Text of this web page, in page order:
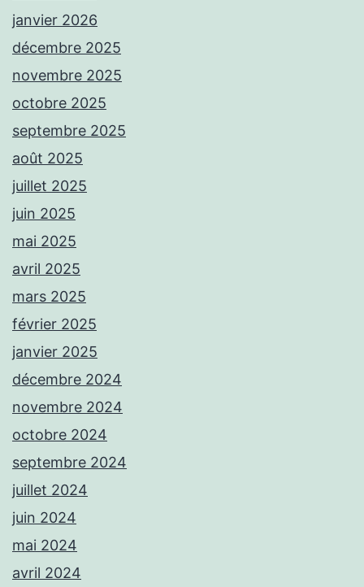
janvier 2026
décembre 2025
novembre 2025
octobre 2025
septembre 2025
août 2025
juillet 2025
juin 2025
mai 2025
avril 2025
mars 2025
février 2025
janvier 2025
décembre 2024
novembre 2024
octobre 2024
septembre 2024
juillet 2024
juin 2024
mai 2024
avril 2024